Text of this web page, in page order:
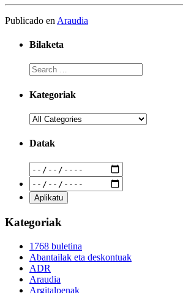
Publicado en Araudia
Bilaketa
Kategoriak
Datak
Kategoriak
1768 buletina
Abantailak eta deskontuak
ADR
Araudia
Argitalpenak